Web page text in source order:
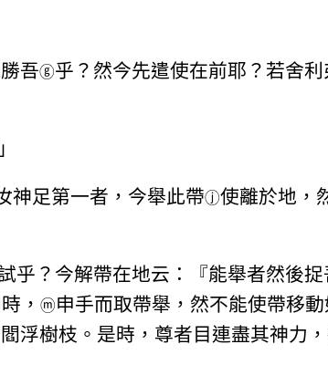
吾ⓖ乎？然今先遣使在前耶？若舍
神足第一者，今舉此帶ⓙ使離於地，
乎？今解帶在地云：『能舉者然後捉
， ⓜ申手而取帶舉，然不能使帶移動
浮樹枝。是時，尊者目連盡其神力